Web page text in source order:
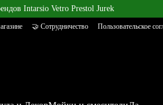
Intarsio Vetro Prestol Jurek
🤝 Сотрудничество Пользовательское